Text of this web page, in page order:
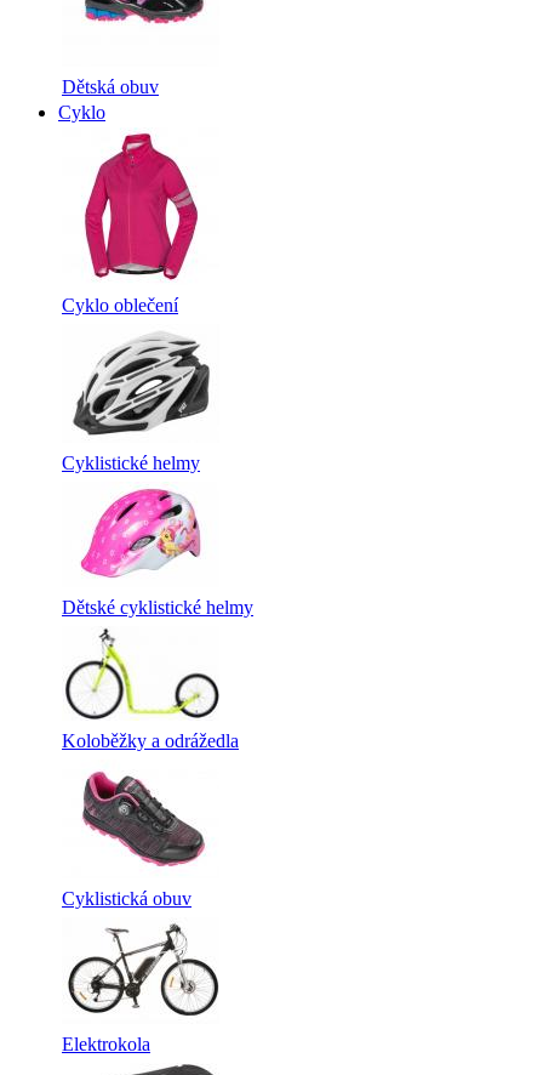
Dětská obuv
Cyklo
Cyklo oblečení
Cyklistické helmy
Dětské cyklistické helmy
Koloběžky a odrážedla
Cyklistická obuv
Elektrokola